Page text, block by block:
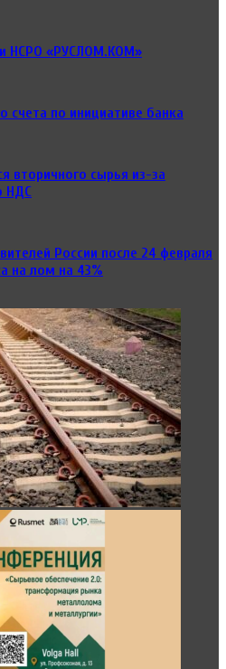
НСРО «РУСЛОМ.КОМ»
счета по инициативе банка
вторичного сырья из-за
НДС
России после 24 февраля
на лом на 43%